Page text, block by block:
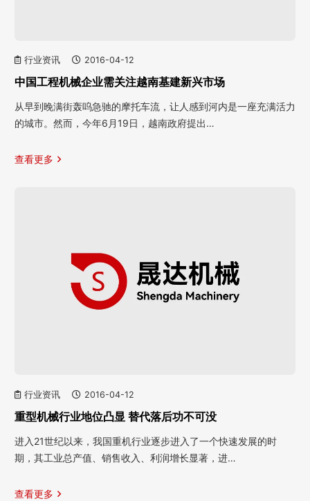
行业资讯 2016-04-12
中国工程机械企业需关注越南基建新兴市场
从早到晚满街轰呜急驰的摩托车流，让人感到河内是一座充满活力
的城市。然而，今年6月19日，越南政府提出…
查看更多
行业资讯 2016-04-12
重型机械行业地位凸显 替代落后功不可没
进入21世纪以来，我国重机行业逐步进入了一个快速发展的时
期，其工业总产值、销售收入、利润增长显著，进…
查看更多